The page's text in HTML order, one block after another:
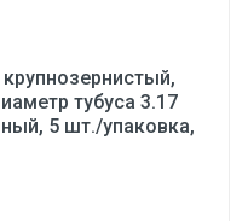
тубуса 3.17
5 шт./упаковка,